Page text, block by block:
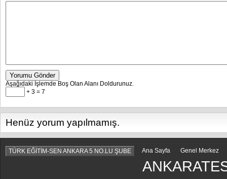
Yorumu Gönder
Aşağıdaki İşlemde Boş Olan Alanı Doldurunuz.
+ 3 = 7
Henüz yorum yapılmamış.
TÜRK EĞİTİM-SEN ANKARA 5 NO.LU ŞUBE Ana Sayfa Genel Merkez